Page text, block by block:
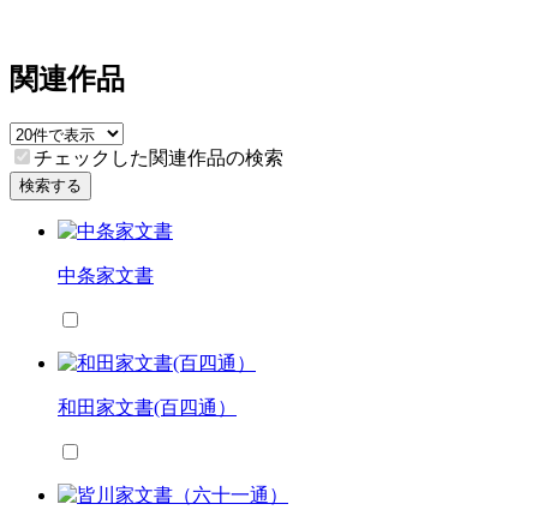
関連作品
チェックした関連作品の検索
検索する
中条家文書
和田家文書(百四通）